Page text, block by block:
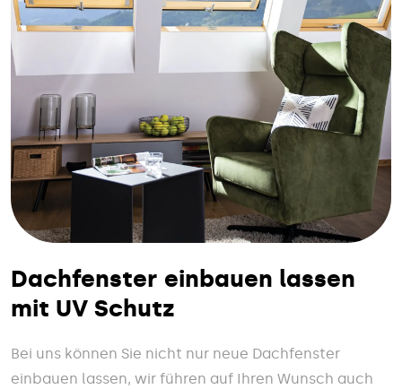
Dachfenster einbauen lassen
mit UV Schutz
Bei uns können Sie nicht nur neue Dachfenster
einbauen lassen, wir führen auf Ihren Wunsch auch